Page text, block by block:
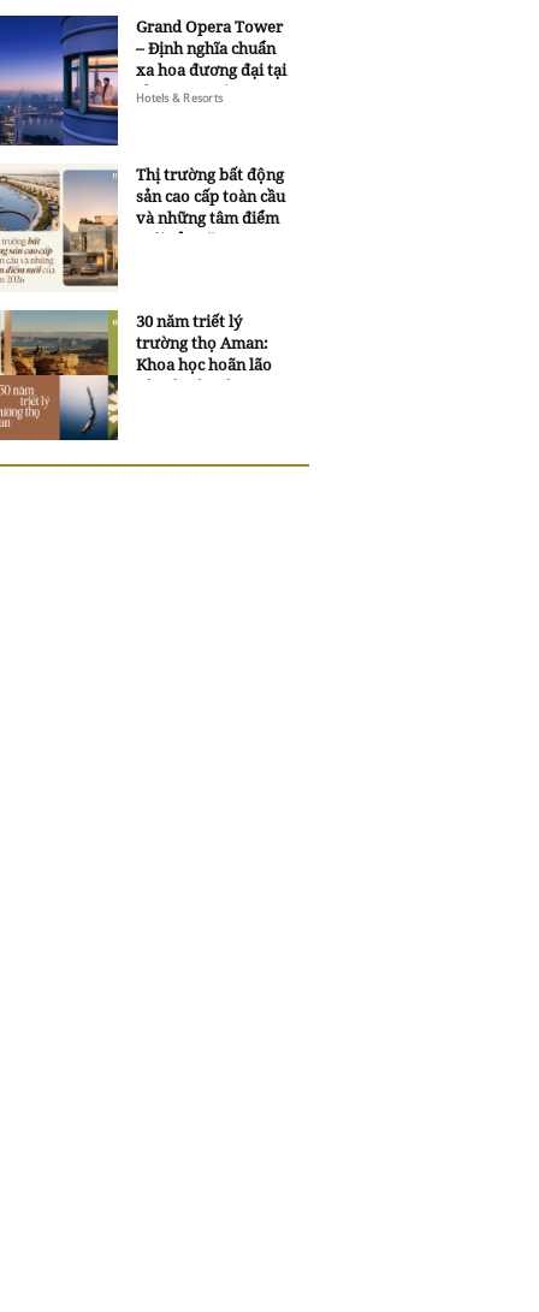
Grand Opera Tower
– Định nghĩa chuẩn
xa hoa đương đại tại
Sheraton Saigon
Hotels & Resorts
Thị trường bất động
sản cao cấp toàn cầu
và những tâm điểm
mới của năm 2026
30 năm triết lý
trường thọ Aman:
Khoa học hoãn lão
và trí tuệ ngàn xưa